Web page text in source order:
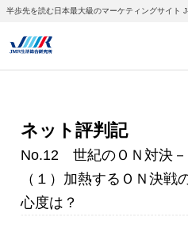
半歩先を読む日本最大級のマーケティングサイト
ネット評判記
No.12 世紀のＯＮ対決－
（１）加熱するＯＮ決戦
心度は？